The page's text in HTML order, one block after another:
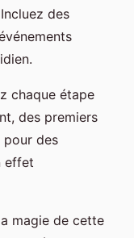
des
chaque étape
des premiers
pour des
effet
magie de cette